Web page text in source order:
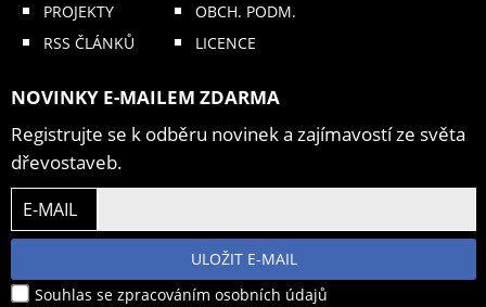
PROJEKTY
RSS ČLÁNKŮ
OBCH. PODM.
LICENCE
NOVINKY E-MAILEM ZDARMA
Registrujte se k odběru novinek a zajímavostí ze světa
dřevostaveb.
E-MAIL
ULOŽIT E-MAIL
Souhlas se zpracováním osobních údajů